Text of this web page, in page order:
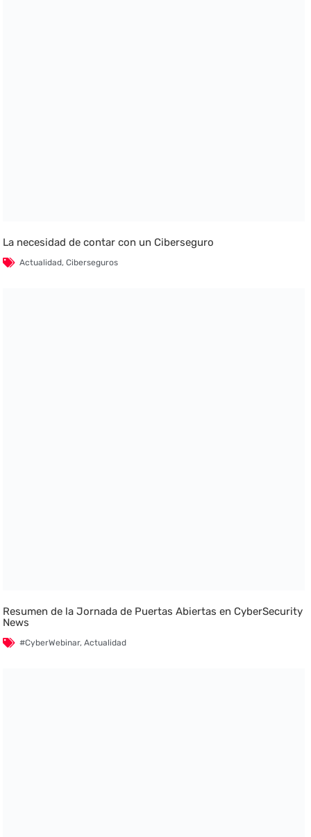
La necesidad de contar con un Ciberseguro
Actualidad,Ciberseguros
Resumen de la Jornada de Puertas Abiertas en CyberSecurity
News
#CyberWebinar,Actualidad